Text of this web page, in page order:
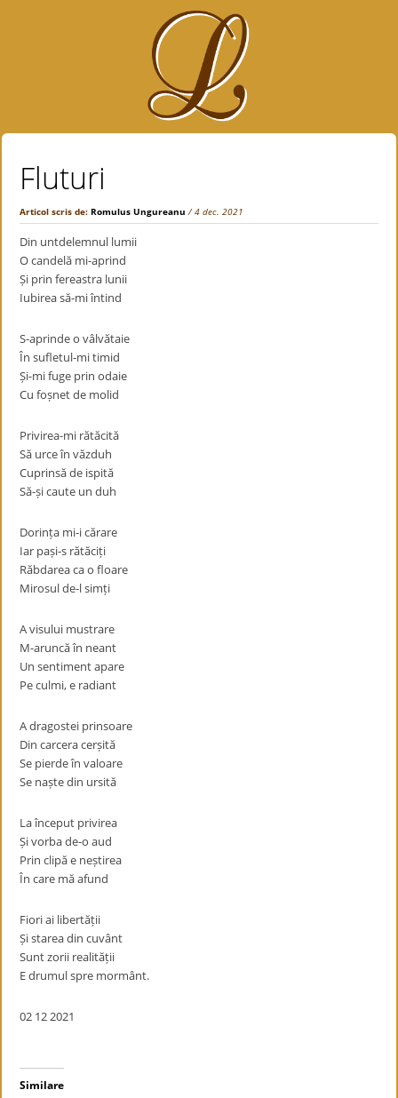
Fluturi
Articol scris de:Romulus Ungureanu / 4 dec. 2021
Din untdelemnul lumii
O candelă mi-aprind
Și prin fereastra lunii
Iubirea să-mi întind
S-aprinde o vâlvătaie
În sufletul-mi timid
Și-mi fuge prin odaie
Cu foșnet de molid
Privirea-mi rătăcită
Să urce în văzduh
Cuprinsă de ispită
Să-și caute un duh
Dorința mi-i cărare
Iar pași-s rătăciți
Răbdarea ca o floare
Mirosul de-l simți
A visului mustrare
M-aruncă în neant
Un sentiment apare
Pe culmi, e radiant
A dragostei prinsoare
Din carcera cerșită
Se pierde în valoare
Se naște din ursită
La început privirea
Și vorba de-o aud
Prin clipă e neștirea
În care mă afund
Fiori ai libertății
Și starea din cuvânt
Sunt zorii realității
E drumul spre mormânt.
02 12 2021
Similare